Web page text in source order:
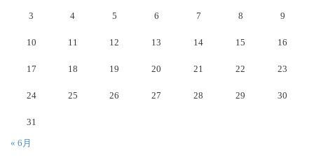
3 4 5 6 7 8 9
10 11 12 13 14 15 16
17 18 19 20 21 22 23
24 25 26 27 28 29 30
31
« 6月